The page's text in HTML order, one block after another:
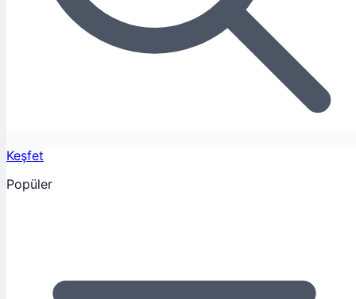
Keşfet
Popüler